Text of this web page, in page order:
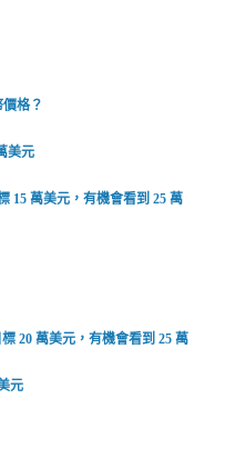
格？
美元
15 萬美元，有機會看到 25 萬
20 萬美元，有機會看到 25 萬
元